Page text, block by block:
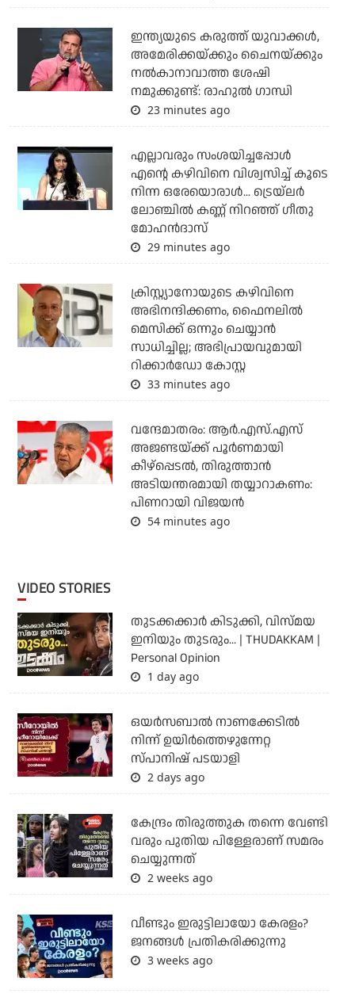
ഇന്ത്യയുടെ കരുത്ത് യുവാക്കള്‍,
അമേരിക്കയ്ക്കും ചൈനയ്ക്കും
നല്‍കാനാവാത്ത ശേഷി
നമുക്കുണ്ട്: രാഹുല്‍ ഗാന്ധി
23 minutes ago
എല്ലാവരും സംശയിച്ചപ്പോള്‍
എന്റെ കഴിവിനെ വിശ്വസിച്ച് കൂടെ
നിന്ന ഒരേയൊരാള്‍... ട്രെയ്‌ലര്‍
ലോഞ്ചില്‍ കണ്ണ് നിറഞ്ഞ് ഗീതു
മോഹന്‍ദാസ്
29 minutes ago
ക്രിസ്റ്റ്യാനോയുടെ കഴിവിനെ
അഭിനന്ദിക്കണം, ഫൈനലില്‍
മെസിക്ക് ഒന്നും ചെയ്യാന്‍
സാധിച്ചില്ല; അഭിപ്രായവുമായി
റിക്കാര്‍ഡോ കോസ്റ്റ
33 minutes ago
വന്ദേമാതരം: ആര്‍.എസ്.എസ്
അജണ്ടയ്ക്ക് പൂര്‍ണമായി
കീഴ്‌പ്പെടല്‍, തിരുത്താന്‍
അടിയന്തരമായി തയ്യാറാകണം:
പിണറായി വിജയന്‍
54 minutes ago
VIDEO STORIES
തുടക്കക്കാര്‍ കിടുക്കി, വിസ്മയ
ഇനിയും തുടരും... | THUDAKKAM |
Personal Opinion
1 day ago
ഒയര്‍സബാൽ നാണക്കേടിൽ
നിന്ന് ഉയിർത്തെഴുന്നേറ്റ
സ്പാനിഷ് പടയാളി
2 days ago
കേന്ദ്രം തിരുത്തുക തന്നെ വേണ്ടി
വരും പുതിയ പിള്ളേരാണ് സമരം
ചെയ്യുന്നത്
2 weeks ago
വീണ്ടും ഇരുട്ടിലായോ കേരളം?
ജനങ്ങൾ പ്രതികരിക്കുന്നു
3 weeks ago